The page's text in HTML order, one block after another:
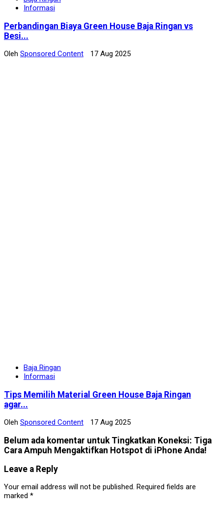
Informasi
Perbandingan Biaya Green House Baja Ringan vs
Besi...
Oleh Sponsored Content 17 Aug 2025
Baja Ringan
Informasi
Tips Memilih Material Green House Baja Ringan
agar...
Oleh Sponsored Content 17 Aug 2025
Belum ada komentar untuk Tingkatkan Koneksi: Tiga
Cara Ampuh Mengaktifkan Hotspot di iPhone Anda!
Leave a Reply
Your email address will not be published. Required fields are
marked *